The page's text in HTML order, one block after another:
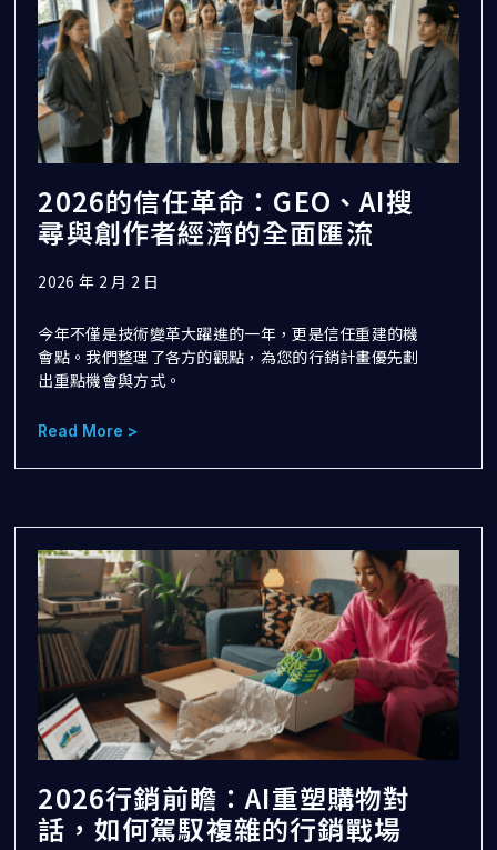
2026的信任革命：GEO、AI搜
尋與創作者經濟的全面匯流
2026 年 2 月 2 日
今年不僅是技術變革大躍進的一年，更是信任重建的機
會點。我們整理了各方的觀點，為您的行銷計畫優先劃
出重點機會與方式。
Read More >
2026行銷前瞻：AI重塑購物對
話，如何駕馭複雜的行銷戰場